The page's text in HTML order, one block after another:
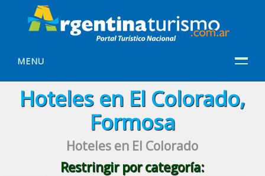
MENU
Hoteles en El Colorado,
Formosa
Hoteles en El Colorado
Restringir por categoría: